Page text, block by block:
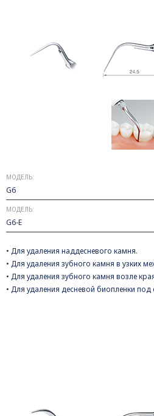
МОДЕЛЬ:
G6
МОДЕЛЬ:
G6-E
• Для удаления наддесневого камня.
• Для удаления зубного камня в узких
• Для удаления зубного камня возле
• Для удаления десневой биопленки под